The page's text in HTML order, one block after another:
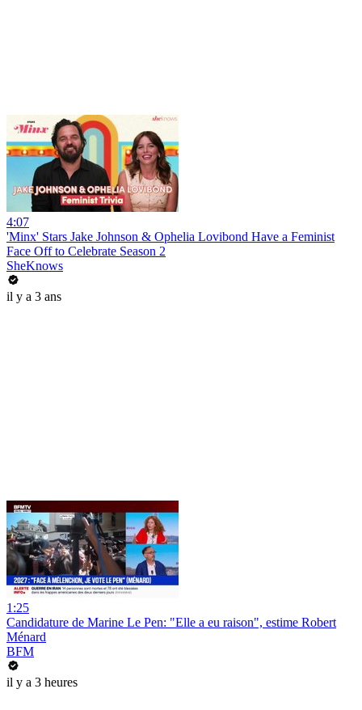
4:07
'Minx' Stars Jake Johnson & Ophelia Lovibond Have a Feminist
Face Off to Celebrate Season 2
SheKnows
il y a 3 ans
1:25
Candidature de Marine Le Pen: "Elle a eu raison", estime Robert
Ménard
BFM
il y a 3 heures